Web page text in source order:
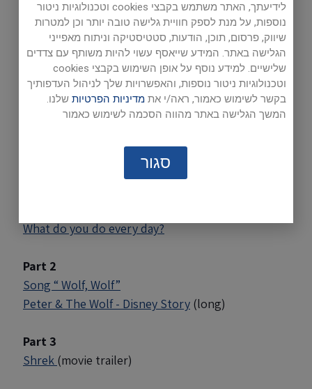
Unit 1
Create a Monster(game)
What do you do every day?
Part 2
Song “ Wolf, Wolf”
Peter & The Wolf - Disney Story (long)
Part 3
Shrek (movie trailer)
סגור
לידיעתך, האתר משתמש בקבצי cookies וטכנולוגיות ניטור
נוספות, על מנת לספק חוויית גלישה טובה יותר וכן למטרות
שיווק, פרסום, תוכן, הודעות, סטטיסטיקה וניתוח מאפייני
הגלישה באתר. המידע שייאסף עשוי להיות משותף עם צדדים
שלישיים. למידע נוסף על אופן השימוש בקבצי cookies
וטכנולוגיות ניטור נוספות, והאפשרויות שלך לניהול העדפותיך
בקשר לשימוש כאמור, ראה/י את מדיניות הפרטיותשלנו.
המשך הגלישה באתר מהווה הסכמה לשימוש כאמור